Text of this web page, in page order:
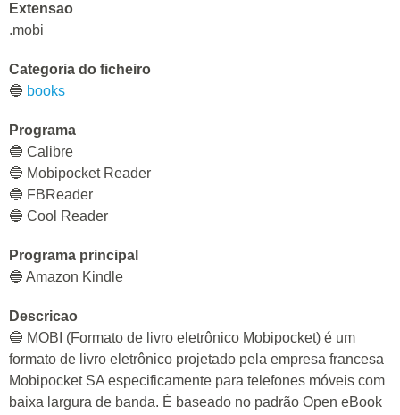
Extensao
.mobi
Categoria do ficheiro
🔵 books
Programa
🔵 Calibre
🔵 Mobipocket Reader
🔵 FBReader
🔵 Cool Reader
Programa principal
🔵 Amazon Kindle
Descricao
🔵 MOBI (Formato de livro eletrônico Mobipocket) é um
formato de livro eletrônico projetado pela empresa francesa
Mobipocket SA especificamente para telefones móveis com
baixa largura de banda. É baseado no padrão Open eBook